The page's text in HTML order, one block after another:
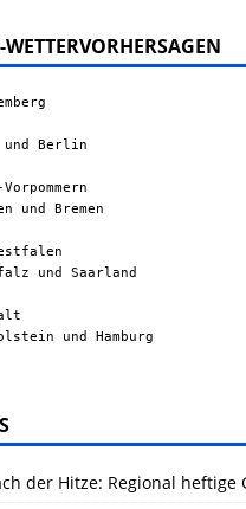
und Berlin
und Bremen
und Saarland
und Hamburg
der Hitze: Regional heftige